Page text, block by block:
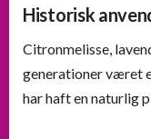
Historisk
Citronmelisse,
generationer været
har haft en naturlig